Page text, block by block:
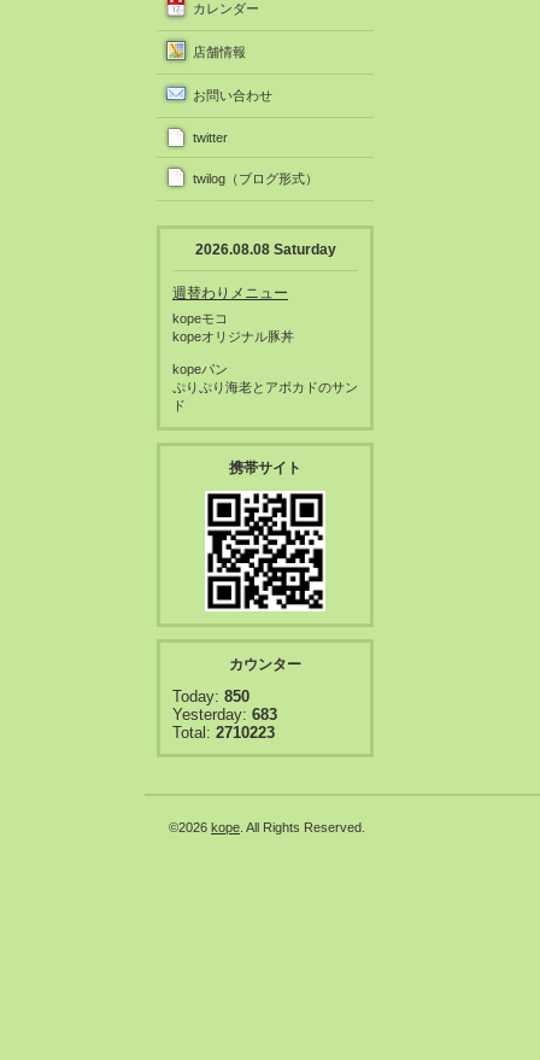
カレンダー
店舗情報
お問い合わせ
twitter
twilog（ブログ形式）
2026.08.08 Saturday
週替わりメニュー
kopeモコ
kopeオリジナル豚丼
kopeパン
ぷりぷり海老とアボカドのサン
ド
携帯サイト
カウンター
Today: 850
Yesterday: 683
Total: 2710223
©2026 kope . All Rights Reserved.